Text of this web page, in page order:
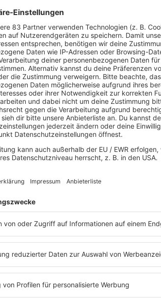
The Name Of Love)"
Fire
ruhiges Jahr fürU2, oder die
Band hatte im August1983eine Single
nun bis September 1984 mit "Pride
Love)" gewartet.
ist das Leben von
hingegen zitiert den damaligen